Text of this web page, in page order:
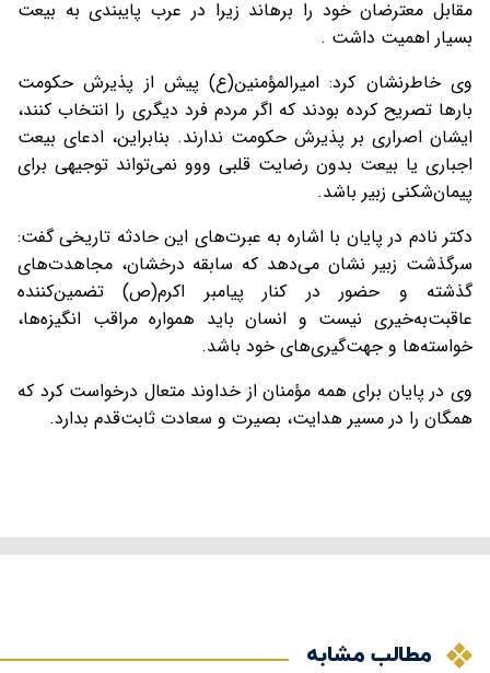
مقابل معترضان خود را برهاند زیرا در عرب پایبندی به بیعت
بسیار اهمیت داشت .
وی خاطرنشان کرد: امیرالمؤمنین(ع) پیش از پذیرش حکومت
بارها تصریح کرده بودند که اگر مردم فرد دیگری را انتخاب کنند،
ایشان اصراری بر پذیرش حکومت ندارند. بنابراین، ادعای بیعت
اجباری یا بیعت بدون رضایت قلبی ووو نمی‌تواند توجیهی برای
پیمان‌شکنی زبیر باشد.
دکتر نادم در پایان با اشاره به عبرت‌های این حادثه تاریخی گفت:
سرگذشت زبیر نشان می‌دهد که سابقه درخشان، مجاهدت‌های
گذشته و حضور در کنار پیامبر اکرم(ص) تضمین‌کننده
عاقبت‌به‌خیری نیست و انسان باید همواره مراقب انگیزه‌ها،
خواسته‌ها و جهت‌گیری‌های خود باشد.
وی در پایان برای همه مؤمنان از خداوند متعال درخواست کرد که
همگان را در مسیر هدایت، بصیرت و سعادت ثابت‌قدم بدارد.
مطالب مشابه